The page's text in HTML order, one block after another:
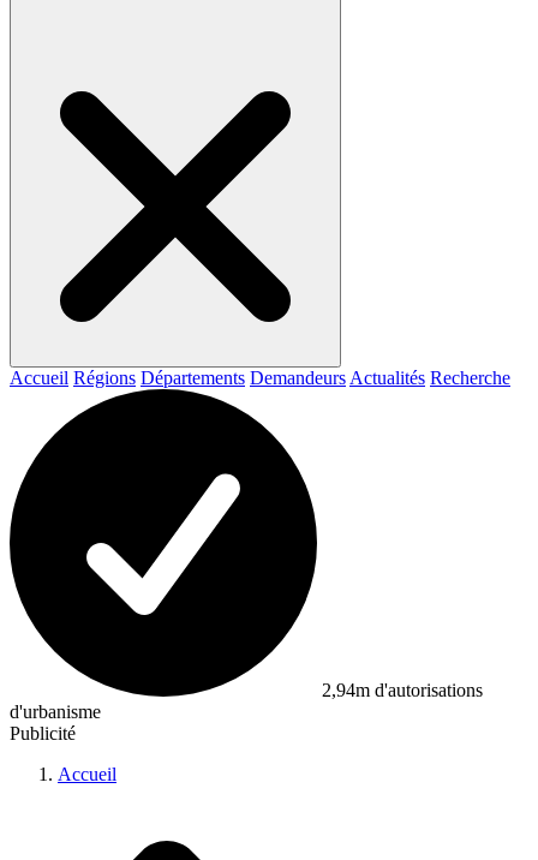
Accueil Régions Départements Demandeurs Actualités Recherche
2,94m d'autorisations
d'urbanisme
Publicité
Accueil